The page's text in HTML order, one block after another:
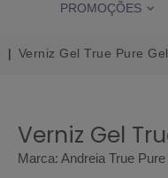
PROMOÇÕES
Verniz Gel True Pure
Verniz Gel
Marca: Andreia True